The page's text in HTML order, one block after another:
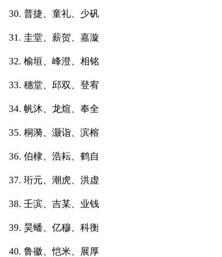
30. 普捷、童礼、少矾
31. 圭堂、薪贺、嘉漩
32. 榆垣、峰澄、相铭
33. 穗堂、邱双、登宥
34. 帆沐、龙煊、奉全
35. 桐漪、灏诣、滨榕
36. 伯棣、浩耘、鹤自
37. 珩元、潮虎、洪虚
38. 壬滨、吉某、业钱
39. 昊蟠、亿穆、科衡
40. 鲁徽、恺米、展厚